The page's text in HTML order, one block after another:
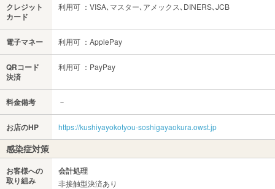
クレジット
カード
利用可 ：VISA､マスター､アメックス､DINERS､JCB
電子マネー 利用可 ：ApplePay
QRコード
決済
利用可 ：PayPay
料金備考 －
お店のHP https://kushiyayokotyou-soshigayaokura.owst.jp
感染症対策
お客様への
取り組み
会計処理
非接触型決済あり